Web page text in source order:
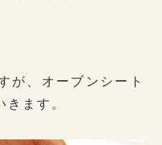
が、オーブンシート
きます。